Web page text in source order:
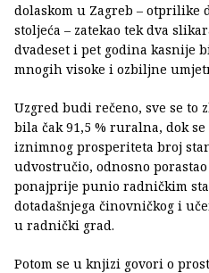
dolaskom u Zagreb – otprilike
stoljeća – zatekao tek dva
dvadeset i pet godina kasnije
mnogih visoke i ozbiljne
Uzgred budi rečeno, sve se to
bila čak 91,5 % ruralna, dok
iznimnog prosperiteta broj
udvostručio, odnosno
ponajprije punio radničkim
dotadašnjega činovničkog i
u radnički grad.
Potom se u knjizi govori o